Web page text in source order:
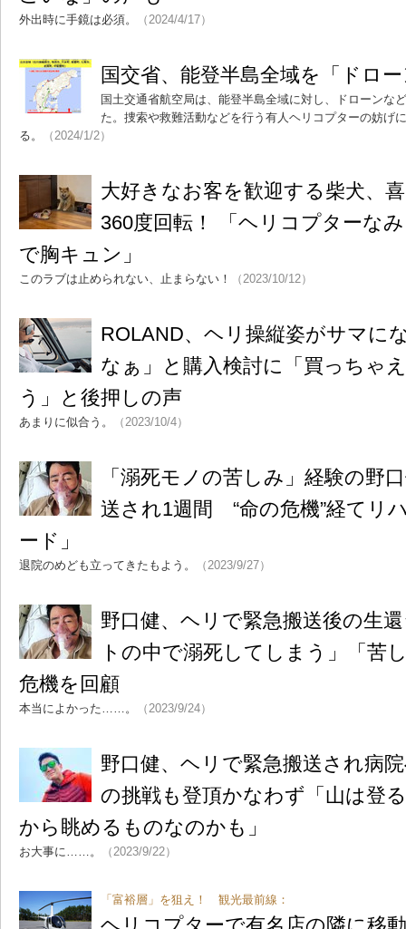
外出時に手鏡は必須。 （2024/4/17）
国交省、能登半島全域を「ドロ
国土交通省航空局は、能登半島全域に対し、ドローンな
た。捜索や救難活動などを行う有人ヘリコプターの妨げ
る。
（2024/1/2）
大好きなお客を歓迎する柴犬、
360度回転！ 「ヘリコプターな
で胸キュン」
このラブは止められない、止まらない！ （2023/10/12）
ROLAND、ヘリ操縦姿がサマ
なぁ」と購入検討に「買っちゃ
う」と後押しの声
あまりに似合う。 （2023/10/4）
「溺死モノの苦しみ」経験の野
送され1週間 “命の危機”経てリ
ード」
退院のめども立ってきたもよう。 （2023/9/27）
野口健、ヘリで緊急搬送後の生
トの中で溺死してしまう」「苦
危機を回顧
本当によかった……。 （2023/9/24）
野口健、ヘリで緊急搬送され病
の挑戦も登頂かなわず「山は登
から眺めるものなのかも」
お大事に……。 （2023/9/22）
「富裕層」を狙え！ 観光最前線：